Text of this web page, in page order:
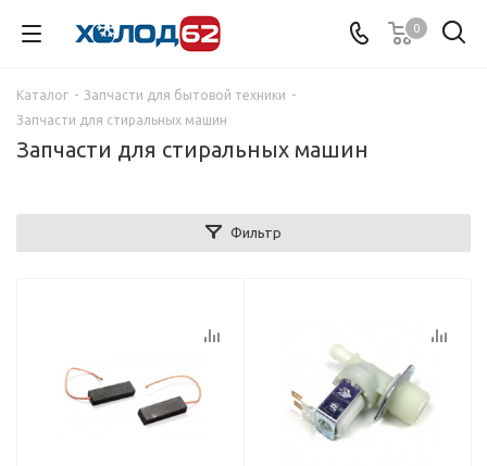
0
Каталог - Запчасти для бытовой техники -
Запчасти для стиральных машин
Запчасти для стиральных машин
Фильтр